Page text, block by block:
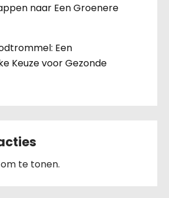
naar Een Groenere
Een
Keuze voor Gezonde
te tonen.